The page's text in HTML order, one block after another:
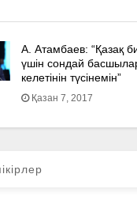
А. Атамбаев: “Қазақ
үшін сондай
келетінін түсінемін”
Қазан 7, 2017